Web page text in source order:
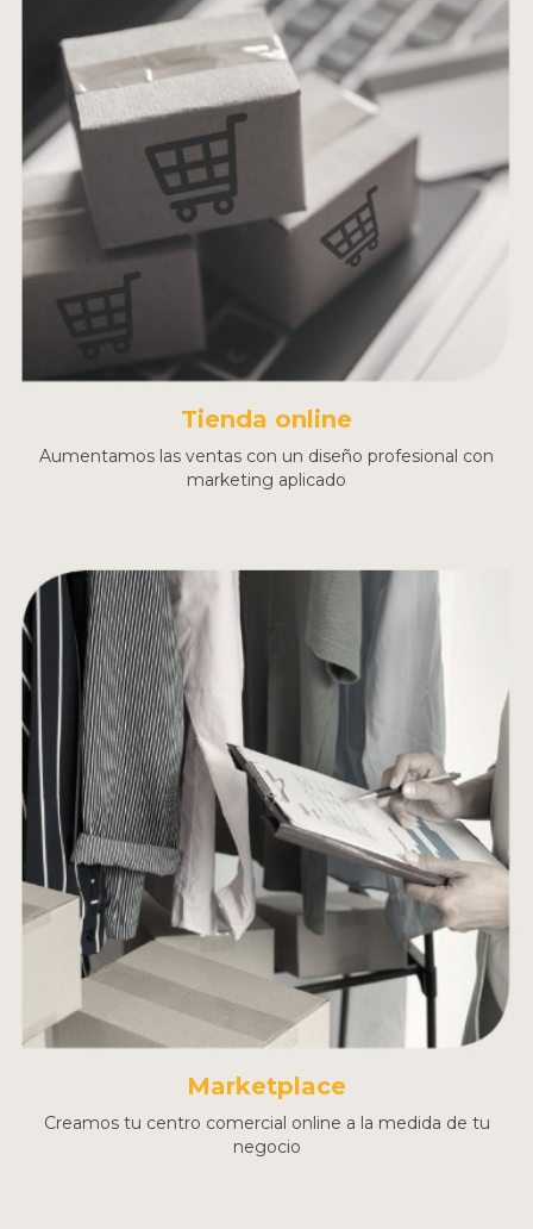
Tienda online
Aumentamos las ventas con un diseño profesional con
marketing aplicado
Marketplace
Creamos tu centro comercial online a la medida de tu
negocio